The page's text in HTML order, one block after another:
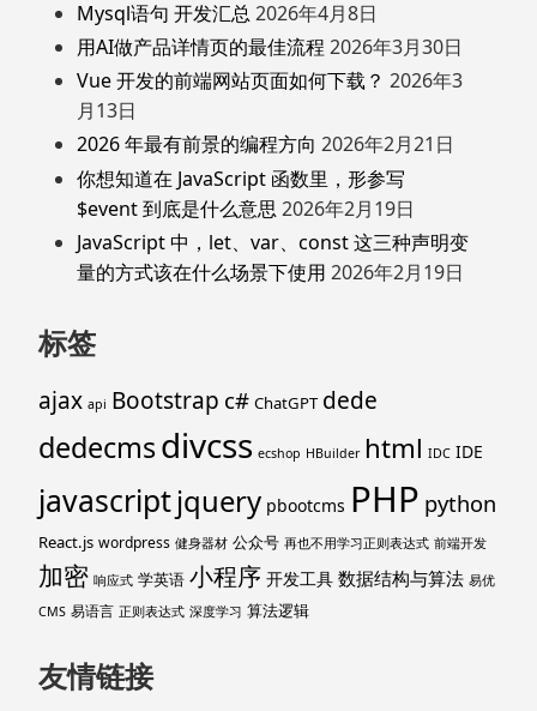
Mysql语句 开发汇总 2026年4月8日
用AI做产品详情页的最佳流程 2026年3月30日
Vue 开发的前端网站页面如何下载？ 2026年3
月13日
2026 年最有前景的编程方向 2026年2月21日
你想知道在 JavaScript 函数里，形参写
$event 到底是什么意思 2026年2月19日
JavaScript 中，let、var、const 这三种声明变
量的方式该在什么场景下使用 2026年2月19日
标签
ajax api Bootstrap c# ChatGPT dede
dedecmsdivcss ecshop HBuilder html IDC IDE
javascriptjquery pbootcms PHP python
React.js wordpress 健身器材 公众号 再也不用学习正则表达式 前端开发
加密 响应式 学英语 小程序 开发工具 数据结构与算法 易优
CMS 易语言 正则表达式 深度学习 算法逻辑
友情链接